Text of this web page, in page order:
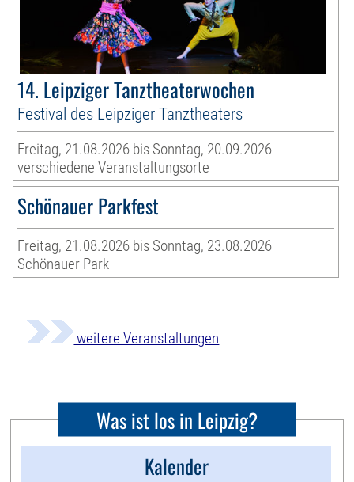
14. Leipziger Tanztheaterwochen
Festival des Leipziger Tanztheaters
Freitag, 21.08.2026 bis Sonntag, 20.09.2026
verschiedene Veranstaltungsorte
Schönauer Parkfest
Freitag, 21.08.2026 bis Sonntag, 23.08.2026
Schönauer Park
weitere Veranstaltungen
Was ist los in Leipzig?
Kalender